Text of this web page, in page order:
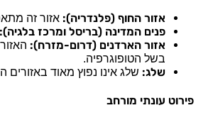
אזור החוף (פלנדריה): אזור זה
פנים המדינה (בריסל ומרכז בלגיה):
אזור הארדנים (דרום-מזרח):
בשל הטופוגרפיה.
שלג: שלג אינו נפוץ מאוד
פירוט עונתי מורחב